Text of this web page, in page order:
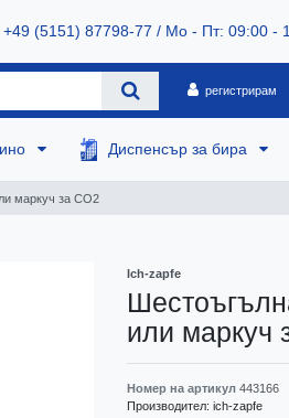
+49 (5151) 87798-77 / Mo - Пт: 09:00 -
регистрирам
Диспенсър за бира
маркуч за CO2
Ich-zapfe
или маркуч
Номер на артикул 443166
Производител: ich-zapfe